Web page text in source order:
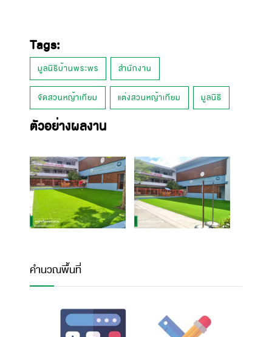
Tags:
มูลนิธิบ้านพระพร สำนักงาน
จัดสวนหญ้าเทียม แต่งสวนหญ้าเทียม มูลนิธิ
ตัวอย่างผลงาน
คำนวณพื้นที่